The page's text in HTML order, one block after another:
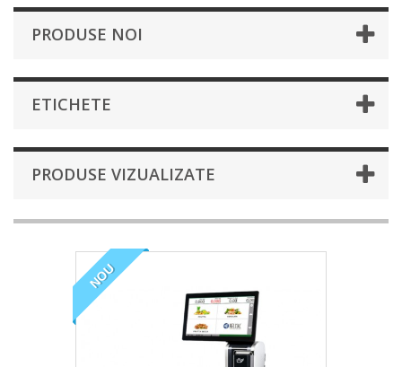
PRODUSE NOI
ETICHETE
PRODUSE VIZUALIZATE
NOU